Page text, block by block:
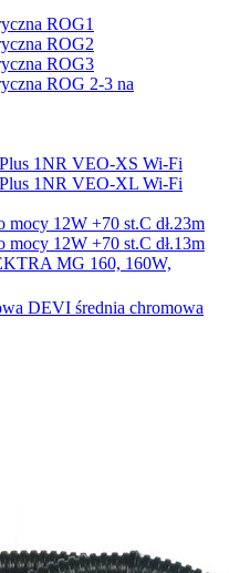
ROG1
ROG2
ROG3
ROG 2-3 na
1NR VEO-XS Wi-Fi
1NR VEO-XL Wi-Fi
12W +70 st.C dł.23m
12W +70 st.C dł.13m
MG 160, 160W,
DEVI średnia chromowa